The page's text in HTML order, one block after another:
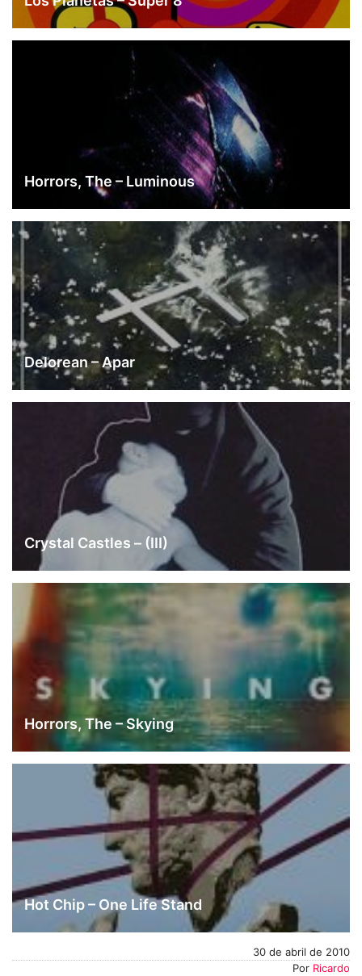
Horrors, The – Luminous
Delorean – Apar
Crystal Castles – (III)
Horrors, The – Skying
Hot Chip – One Life Stand
30 de abril de 2010
Por Ricardo